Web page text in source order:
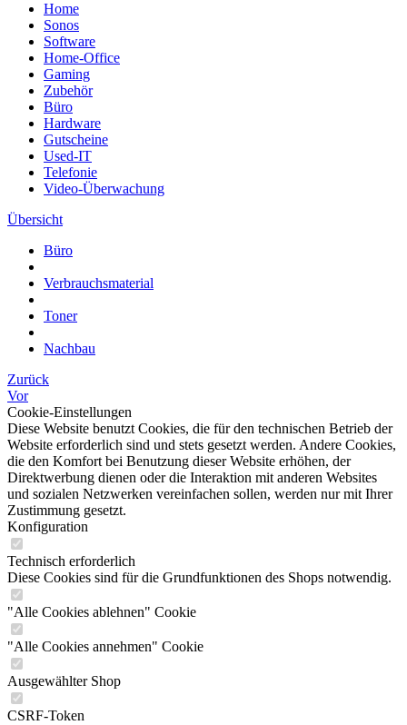
Home
Sonos
Software
Home-Office
Gaming
Zubehör
Büro
Hardware
Gutscheine
Used-IT
Telefonie
Video-Überwachung
Übersicht
Büro
Verbrauchsmaterial
Toner
Nachbau
Zurück
Vor
Cookie-Einstellungen
Diese Website benutzt Cookies, die für den technischen Betrieb der
Website erforderlich sind und stets gesetzt werden. Andere Cookies,
die den Komfort bei Benutzung dieser Website erhöhen, der
Direktwerbung dienen oder die Interaktion mit anderen Websites
und sozialen Netzwerken vereinfachen sollen, werden nur mit Ihrer
Zustimmung gesetzt.
Konfiguration
Technisch erforderlich
Diese Cookies sind für die Grundfunktionen des Shops notwendig.
"Alle Cookies ablehnen" Cookie
"Alle Cookies annehmen" Cookie
Ausgewählter Shop
CSRF-Token